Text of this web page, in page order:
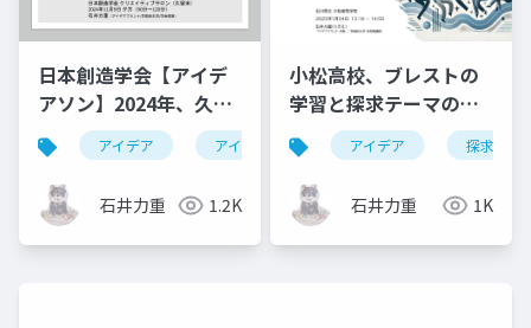
日本創造学会【アイデ
アソン】2024年、久留
米
アイデア アイデアソン ワークショップ
石井力重 1.2K
小松高校、ブレストの
学習と探求テーマの獲
得
アイデア 探求
石井力重 1K